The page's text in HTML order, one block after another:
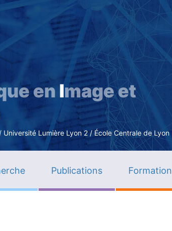
Aller
contenu
principal
en Image et
Lumière Lyon 2 / École Centrale de Lyon
Publications Formation